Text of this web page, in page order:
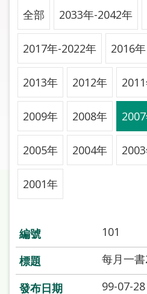
關
於
市
圖
線
上
請
常
見
問
答
加
入
市
圖
全部 2033年-2042年
2017年-2022年 2016年
2013年 2012年
2009年 2008年
2005年 2004年
2001年
101
每月一
99-07-28